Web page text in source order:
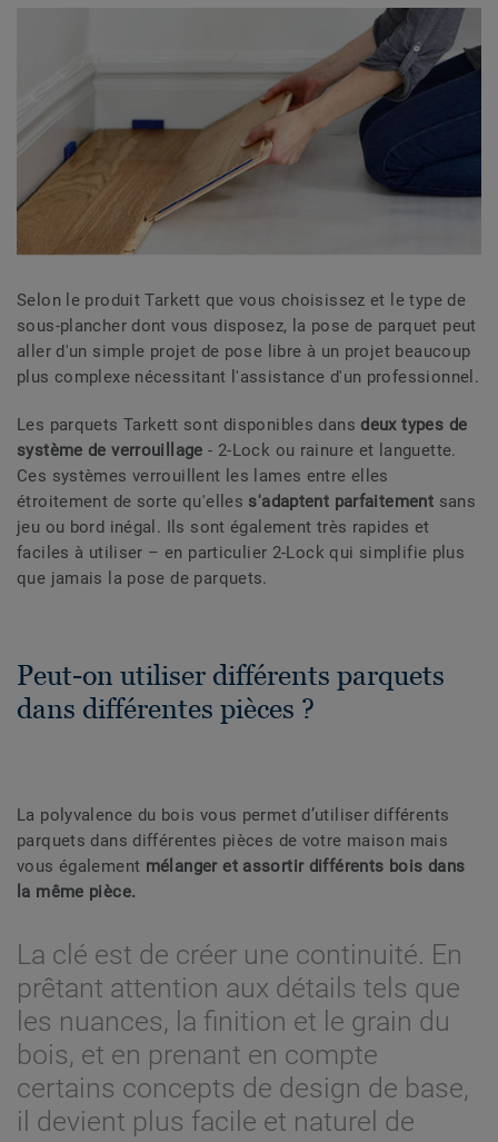
Selon le produit Tarkett que vous choisissez et le type de
sous-plancher dont vous disposez, la pose de parquet peut
aller d'un simple projet de pose libre à un projet beaucoup
plus complexe nécessitant l'assistance d'un professionnel.
Les parquets Tarkett sont disponibles dans deux types de
système de verrouillage - 2-Lock ou rainure et languette.
Ces systèmes verrouillent les lames entre elles
étroitement de sorte qu'elles s'adaptent parfaitement sans
jeu ou bord inégal. Ils sont également très rapides et
faciles à utiliser – en particulier 2-Lock qui simplifie plus
que jamais la pose de parquets.
Peut-on utiliser différents parquets
dans différentes pièces ?
La polyvalence du bois vous permet d’utiliser différents
parquets dans différentes pièces de votre maison mais
vous également mélanger et assortir différents bois dans
la même pièce.
La clé est de créer une continuité. En
prêtant attention aux détails tels que
les nuances, la finition et le grain du
bois, et en prenant en compte
certains concepts de design de base,
il devient plus facile et naturel de